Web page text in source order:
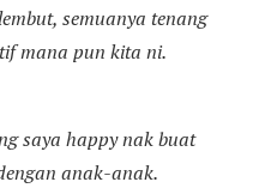
semuanya tenang
mana pun kita ni.
saya happy nak buat
anak-anak.